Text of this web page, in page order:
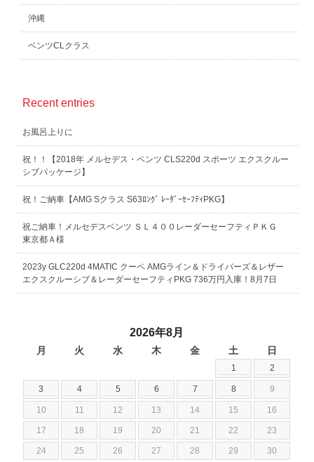
沖縄
ベンツCLクラス
Recent entries
お風呂上りに
祝！！【2018年 メルセデス・ベンツ CLS220d スポーツ エクスクルー
シブパッケージ】
祝！ご納車【AMG Sクラス S63ﾛﾝｸﾞ ﾚｰﾀﾞｰｾｰﾌﾃｨPKG】
祝ご納車！メルセデスベンツ ＳＬ４００レーダーセーフティＰＫＧ
東京都Ａ様
2023y GLC220d 4MATIC クーペ AMGライン＆ドライバーズ＆レザー
エクスクルーシブ＆レーダーセーフティPKG 736万円入庫！8月7日
2026年8月
月 火 水 木 金 土 日
1 2
3 4 5 6 7 8 9
10 11 12 13 14 15 16
17 18 19 20 21 22 23
24 25 26 27 28 29 30